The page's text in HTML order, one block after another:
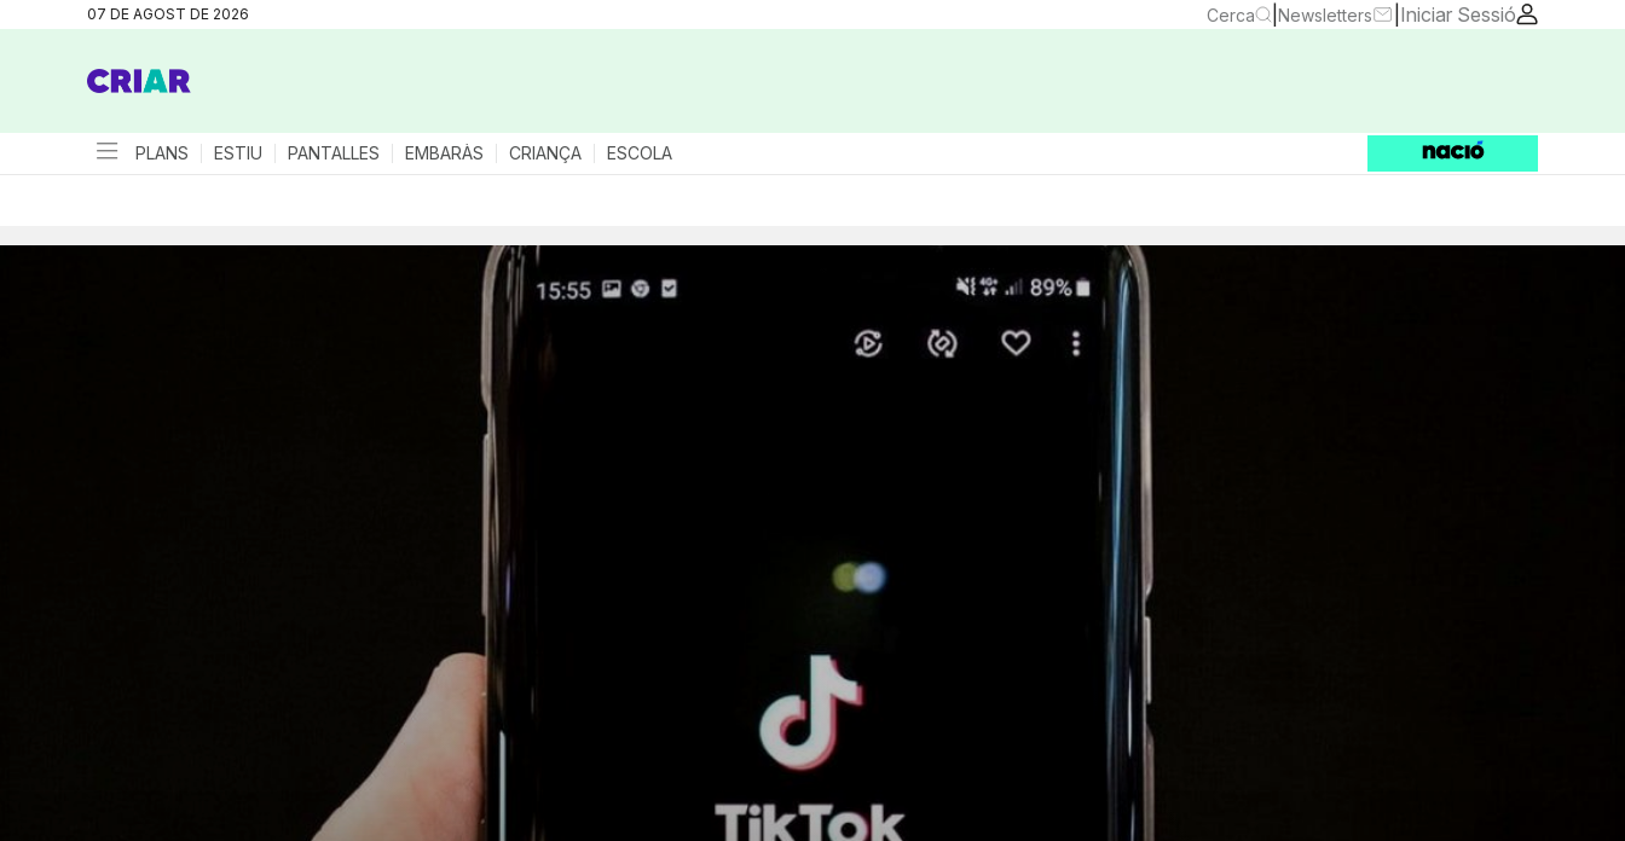
07 DE AGOST DE 2026 Cerca Newsletters Iniciar Sessió
PLANS ESTIU PANTALLES EMBARÀS CRIANÇA ESCOLA